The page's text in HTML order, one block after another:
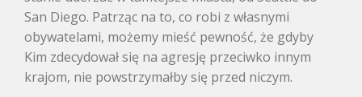
San Diego. Patrząc na to, co robi z własnymi
obywatelami, możemy mieść pewność, że gdyby
Kim zdecydował się na agresję przeciwko innym
krajom, nie powstrzymałby się przed niczym.